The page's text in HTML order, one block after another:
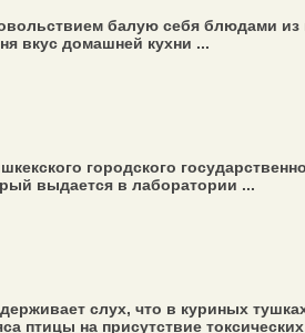
балую себя блюдами
вкус домашней кухни ...
городского
выдается в лаборатории ...
слух, что в куриных
птицы на присутствие токсических